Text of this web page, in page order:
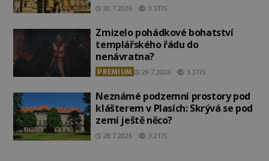
30.7.2026 3.5TIS
Zmizelo pohádkové bohatství
templářského řádu do
nenávratna?
PREMIUM 29.7.2026 3.3TIS
Neznámé podzemní prostory pod
klášterem v Plasích: Skrývá se pod
zemí ještě něco?
28.7.2026 3.2TIS